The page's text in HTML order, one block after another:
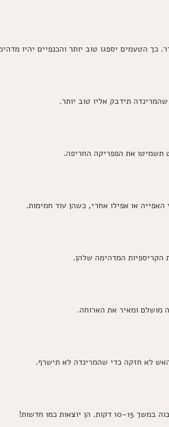
הטעמים יספגו טוב יותר והכנפיים יהיו
תידבק אליו טוב יותר.
תשמיטו את הפפריקה החריפה.
או אפילו אחרי, כשהן עוד חמימות.
מושלם ומאיר את הארוחה.
לא חזקה כדי שהמרינדה לא תישרף.
כמו חדשות!